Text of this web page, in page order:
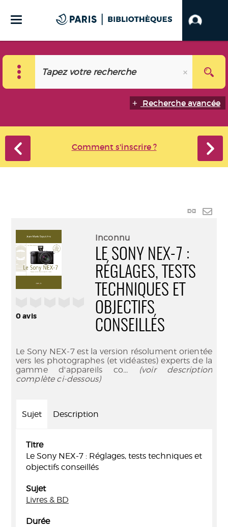
Recherche avancée
Comment s'inscrire ?
Lien
0avis
Inconnu
LE SONY NEX-7 :
RÉGLAGES, TESTS
TECHNIQUES ET
OBJECTIFS
CONSEILLÉS
Le Sony NEX-7 est la version résolument orientée
vers les photographes (et vidéastes) experts de la
gamme d'appareils co... (voir description
complète ci-dessous)
Sujet Description
Titre
Le Sony NEX-7 : Réglages, tests techniques et
objectifs conseillés
Sujet
Livres & BD
Durée